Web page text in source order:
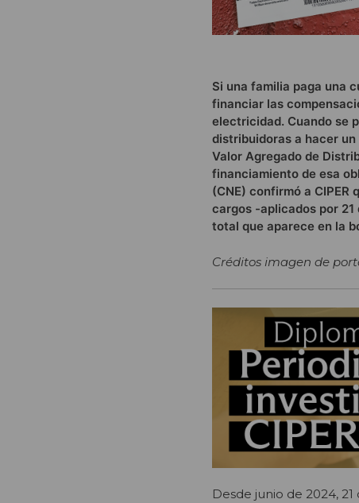
Si una familia paga una
financiar las
electricidad. Cuando se
distribuidoras a hacer
Valor Agregado de
financiamiento de esa
(CNE) confirmó a
cargos -aplicados por
total que aparece en la
Créditos imagen de
Desde junio de 2024,